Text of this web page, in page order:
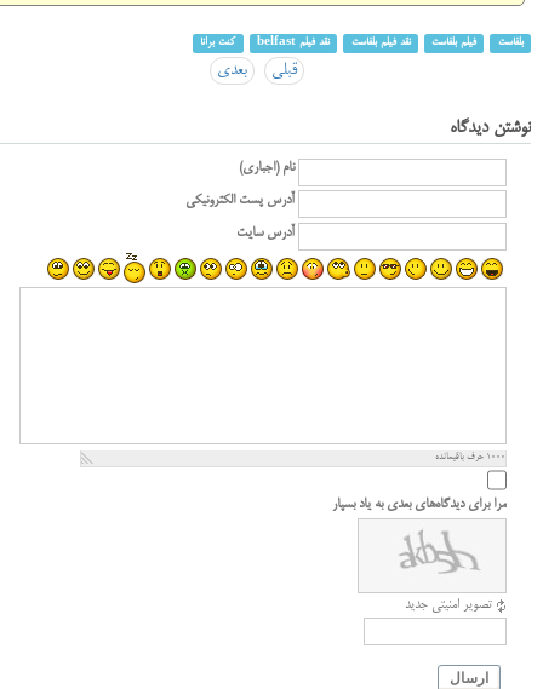
بلفاست فیلم بلفاست نقد فیلم بلفاست نقد فیلم belfast کنت برانا
قبلی بعدی
نوشتن دیدگاه
نام (اجباری)
آدرس پست الکترونیکی
آدرس سایت
1000 حرف باقیمانده
مرا برای دیدگاه‌های بعدی به یاد بسپار
تصویر امنیتی جدید
ارسال